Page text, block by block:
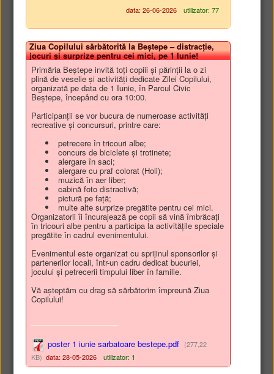
extravilanul localității
HCL 47/18-06-2026
privind abrogarea unei
poziții din inventarul
bunurilor care alcatuiesc
domeniului privat al
județul Tulcea
27-06-2026 - -
HCL 46/18-06-2026
privind completarea
inventarului bunurilor
care alcatuiesc domeniul
privat al comunei
Bestepe, judetul Tulcea.
HCL 45/18-06-2026
privind întabularea
definitivă a dreptului de
proprietate în favoarea
domeniului public al
comunei Beștepe asupra
unor imobile situate în
Beștepe, județul Tulcea.
27-06-2026 -
HCL 44/18-06-2026
comunei Bestepe pe
anul 2026.
HCL 43/18-06-2026
27-06-2026 - -
data: 26-06-2026 utilizator: 77
Ziua Copilului sărbătorită la Beștepe – distracție,
jocuri și surprize pentru cei mici, pe 1 Iunie!
Primăria Beștepe invită toți copiii și părinții la o zi
plină de veselie și activități dedicate Zilei Copilului,
organizată pe data de 1 Iunie, în Parcul Civic
Beștepe, începând cu ora 10:00.
Participanții se vor bucura de numeroase activități
recreative și concursuri, printre care:
petrecere în tricouri albe;
concurs de biciclete și trotinete;
alergare în saci;
alergare cu praf colorat (Holi);
muzică în aer liber;
cabină foto distractivă;
pictură pe față;
multe alte surprize pregătite pentru cei mici.
Organizatorii îi încurajează pe copii să vină îmbrăcați
în tricouri albe pentru a participa la activitățile speciale
pregătite în cadrul evenimentului.
Evenimentul este organizat cu sprijinul sponsorilor și
partenerilor locali, într-un cadru dedicat bucuriei,
jocului și petrecerii timpului liber în familie.
Vă așteptăm cu drag să sărbătorim împreună Ziua
Copilului!
poster 1 iunie sarbatoare bestepe.pdf (277,22
KB) data: 28-05-2026 utilizator: 1